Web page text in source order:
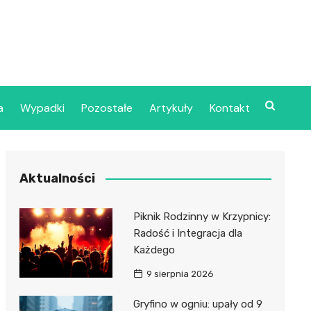
Szpital Wojskowy w
Publiczny
Zakład
Zdrowotnej
Publiczny
Wypadki Pozostałe Artykuły Kontakt
Aktualności
Piknik Rodzinny w Krzypnicy:
Radość i Integracja dla
Każdego
9 sierpnia 2026
Gryfino w ogniu: upały od 9